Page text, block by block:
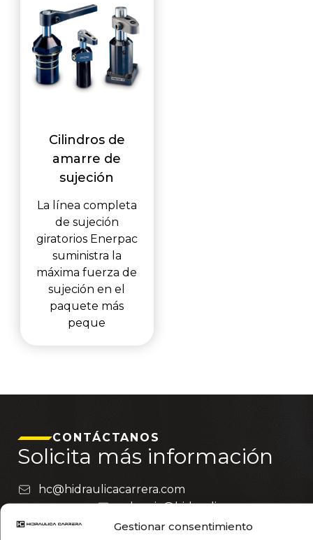
Gestionar consentimiento
Cilindros de
amarre de
sujeción
La línea completa
de sujeción
giratorios Enerpac
suministra la
máxima fuerza de
sujeción en el
paquete más
peque
CONTÁCTANOS
Solicita más información
hc@hidraulicacarrera.com
valencia@hidraulicacarrera.com
getafe@hidraulicacarrera.com